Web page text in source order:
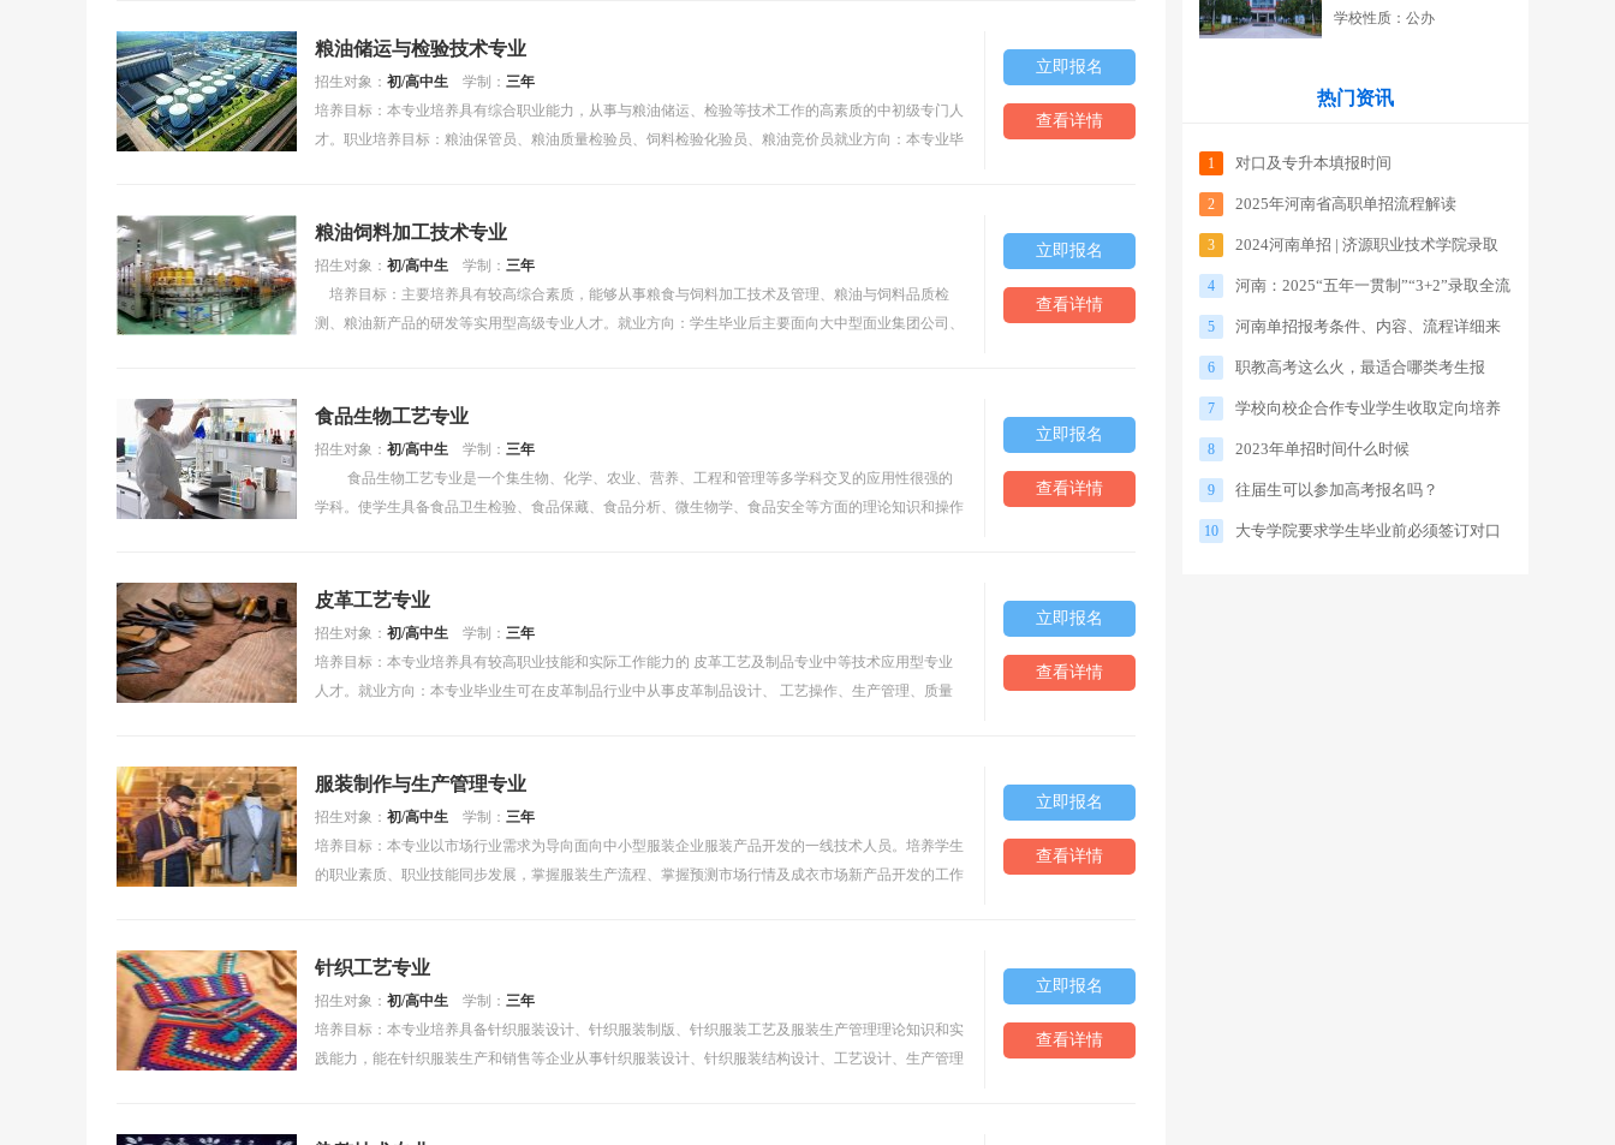
立即报名
查看详情
粮油储运与检验技术专业
招生对象： 初/高中生 学制： 三年
培养目标：本专业培养具有综合职业能力，从事与粮油储运、检验等技术工作的高素质的中初级专门人
才。职业培养目标：粮油保管员、粮油质量检验员、饲料检验化验员、粮油竞价员就业方向：本专业毕
立即报名
查看详情
粮油饲料加工技术专业
招生对象： 初/高中生 学制： 三年
培养目标：主要培养具有较高综合素质，能够从事粮食与饲料加工技术及管理、粮油与饲料品质检
测、粮油新产品的研发等实用型高级专业人才。就业方向：学生毕业后主要面向大中型面业集团公司、
立即报名
查看详情
食品生物工艺专业
招生对象： 初/高中生 学制： 三年
食品生物工艺专业是一个集生物、化学、农业、营养、工程和管理等多学科交叉的应用性很强的
学科。使学生具备食品卫生检验、食品保藏、食品分析、微生物学、食品安全等方面的理论知识和操作
立即报名
查看详情
皮革工艺专业
招生对象： 初/高中生 学制： 三年
培养目标：本专业培养具有较高职业技能和实际工作能力的 皮革工艺及制品专业中等技术应用型专业
人才。就业方向：本专业毕业生可在皮革制品行业中从事皮革制品设计、 工艺操作、生产管理、质量
立即报名
查看详情
服装制作与生产管理专业
招生对象： 初/高中生 学制： 三年
培养目标：本专业以市场行业需求为导向面向中小型服装企业服装产品开发的一线技术人员。培养学生
的职业素质、职业技能同步发展，掌握服装生产流程、掌握预测市场行情及成衣市场新产品开发的工作
立即报名
查看详情
针织工艺专业
招生对象： 初/高中生 学制： 三年
培养目标：本专业培养具备针织服装设计、针织服装制版、针织服装工艺及服装生产管理理论知识和实
践能力，能在针织服装生产和销售等企业从事针织服装设计、针织服装结构设计、工艺设计、生产管理
学校性质：公办
热门资讯
1 对口及专升本填报时间
2 2025年河南省高职单招流程解读
3 2024河南单招 | 济源职业技术学院录取
分数线
4 河南：2025“五年一贯制”“3+2”录取全流
程来了
5 河南单招报考条件、内容、流程详细来
了！！
6 职教高考这么火，最适合哪类考生报
考？
7 学校向校企合作专业学生收取定向培养
实训费符合规定吗？
8 2023年单招时间什么时候
9 往届生可以参加高考报名吗？
10 大专学院要求学生毕业前必须签订对口